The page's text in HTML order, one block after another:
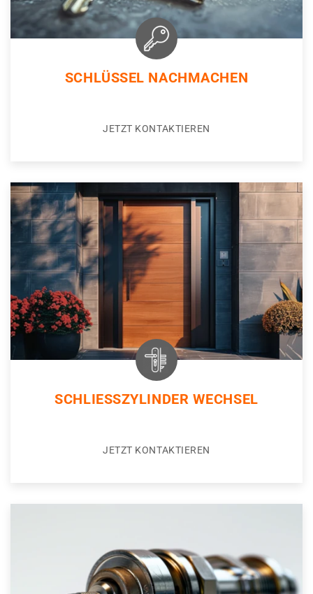
SCHLÜSSEL NACHMACHEN
JETZT KONTAKTIEREN
SCHLIESSZYLINDER WECHSEL
JETZT KONTAKTIEREN